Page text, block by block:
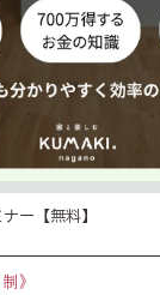
ー【無料】
》